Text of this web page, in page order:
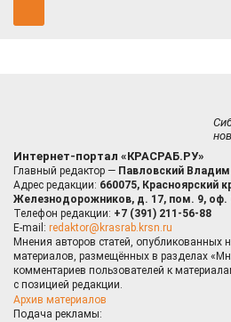
Интернет-портал «КРАСРАБ.РУ»
Главный редактор — Павловский
Адрес редакции: 660075, Красноярский
Железнодорожников, д. 17, пом. 9, оф.
Телефон редакции: +7 (391) 211-56-88
E-mail: redaktor@krasrab.krsn.ru
Мнения авторов статей, опубликованных
материалов, размещённых в разделах
комментариев пользователей к
с позицией редакции.
Архив материалов
Подача рекламы: